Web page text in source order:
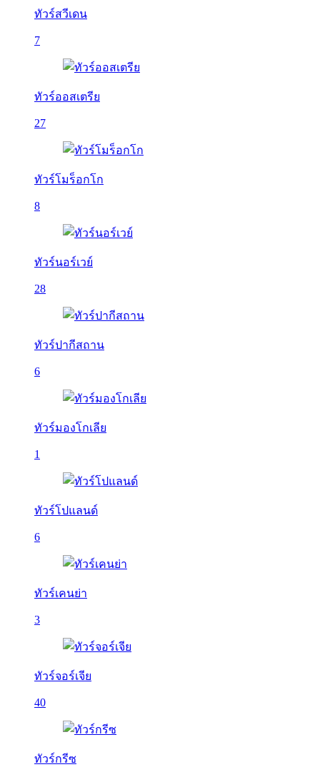
ทัวร์สวีเดน
7
ทัวร์ออสเตรีย
27
ทัวร์โมร็อกโก
8
ทัวร์นอร์เวย์
28
ทัวร์ปากีสถาน
6
ทัวร์มองโกเลีย
1
ทัวร์โปแลนด์
6
ทัวร์เคนย่า
3
ทัวร์จอร์เจีย
40
ทัวร์กรีซ